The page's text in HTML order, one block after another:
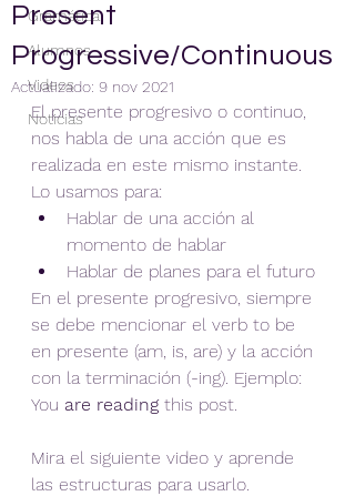
Gramática
Alumnos
Videos
Noticias
Present
Progressive/Continuous
Actualizado: 9 nov 2021
El presente progresivo o continuo,
nos habla de una acción que es
realizada en este mismo instante.
Lo usamos para:
Hablar de una acción al
momento de hablar
Hablar de planes para el futuro
En el presente progresivo, siempre
se debe mencionar el verb to be
en presente (am, is, are) y la acción
con la terminación (-ing). Ejemplo:
You are reading this post.
Mira el siguiente video y aprende
las estructuras para usarlo.